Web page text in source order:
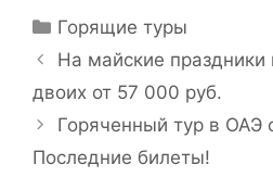
Горящие туры
На майские
двоих от 57 000 руб.
Горяченный тур в ОАЭ
Последние билеты!